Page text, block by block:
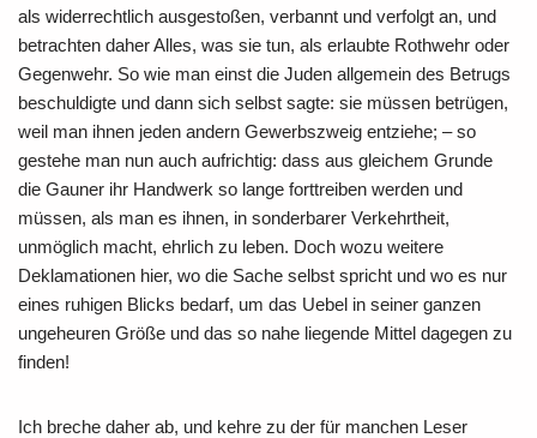
als widerrechtlich ausgestoßen, verbannt und verfolgt an, und
betrachten daher Alles, was sie tun, als erlaubte Rothwehr oder
Gegenwehr. So wie man einst die Juden allgemein des Betrugs
beschuldigte und dann sich selbst sagte: sie müssen betrügen,
weil man ihnen jeden andern Gewerbszweig entziehe; – so
gestehe man nun auch aufrichtig: dass aus gleichem Grunde
die Gauner ihr Handwerk so lange forttreiben werden und
müssen, als man es ihnen, in sonderbarer Verkehrtheit,
unmöglich macht, ehrlich zu leben. Doch wozu weitere
Deklamationen hier, wo die Sache selbst spricht und wo es nur
eines ruhigen Blicks bedarf, um das Uebel in seiner ganzen
ungeheuren Größe und das so nahe liegende Mittel dagegen zu
finden!
Ich breche daher ab, und kehre zu der für manchen Leser